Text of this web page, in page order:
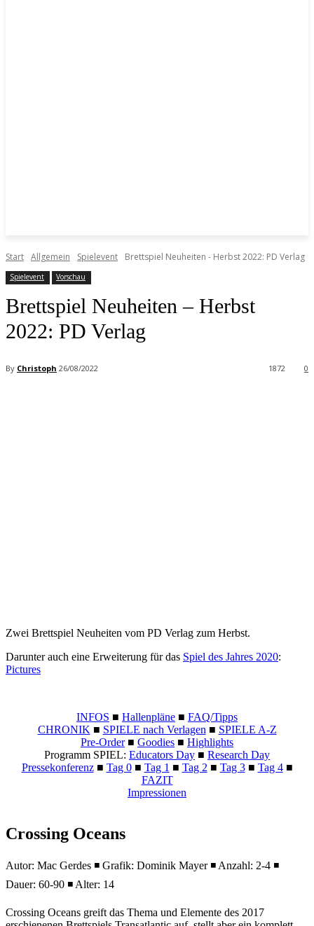
Start Allgemein Spielevent Brettspiel Neuheiten - Herbst 2022: PD Verlag
Spielevent Vorschau
Brettspiel Neuheiten – Herbst
2022: PD Verlag
By Christoph 26/08/2022 0
1872
Zwei Brettspiel Neuheiten vom PD Verlag zum Herbst.
Darunter auch eine Erweiterung für das Spiel des Jahres 2020:
Pictures
INFOS ■ Hallenpläne ■ FAQ/Tipps
CHRONIK ■ SPIELE nach Verlagen ■ SPIELE A-Z
Pre-Order■ Goodies ■ Highlights
Programm SPIEL: Educators Day ■ Research Day
Pressekonferenz■ Tag 0■ Tag 1 ■ Tag 2 ■ Tag 3■ Tag 4■
FAZIT
Impressionen
Crossing Oceans
Autor: Mac Gerdes ◾ Grafik: Dominik Mayer ◾ Anzahl: 2-4 ◾
Dauer: 60-90 ◾ Alter: 14
Crossing Oceans greift das Thema und Elemente des 2017